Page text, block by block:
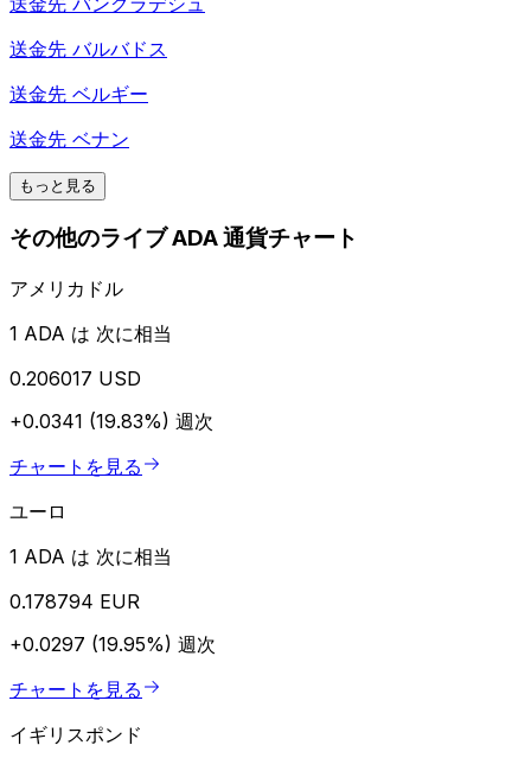
送金先 バルバドス
送金先 ベルギー
送金先 ベナン
もっと見る
その他のライブ ADA 通貨チャート
アメリカドル
1 ADA は 次に相当
0.206017 USD
+0.0341 (19.83%) 週次
チャートを見る
ユーロ
1 ADA は 次に相当
0.178794 EUR
+0.0297 (19.95%) 週次
チャートを見る
イギリスポンド